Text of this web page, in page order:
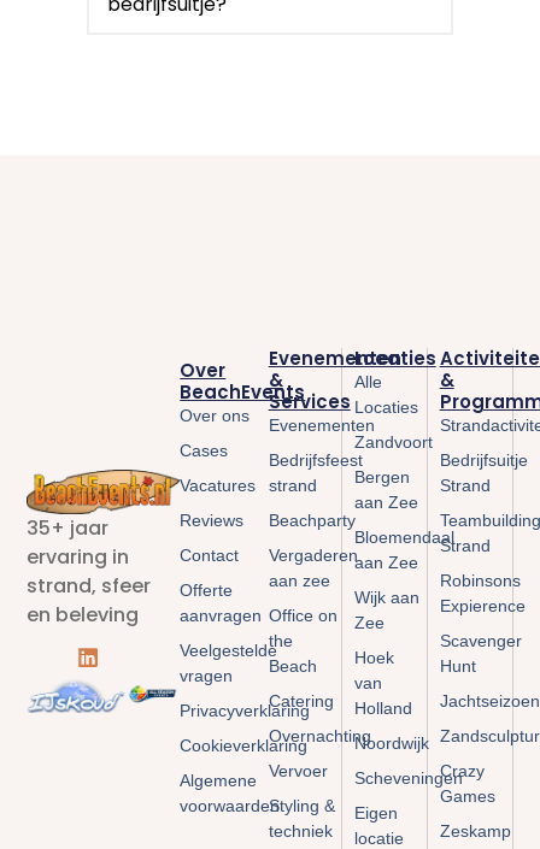
35+ jaar
ervaring in
strand, sfeer
en beleving
&
Bedrijfsuitje
Strand
Teambuilding
Strand
Robinsons
Expierence
Scavenger
Hunt
Jachtseizoen
Crazy
Games
Zeskamp
Locaties
Alle
Locaties
Zandvoort
Bergen
aan Zee
Bloemendaal
aan Zee
Wijk aan
Zee
Hoek
van
Holland
Noordwijk
Scheveningen
Eigen
locatie
Evenementen
&
Services
Evenementen
Bedrijfsfeest
strand
Beachparty
Vergaderen
aan zee
Office on
the
Beach
Catering
Overnachting
Vervoer
Styling &
techniek
Over
BeachEvents
Over ons
Cases
Vacatures
Reviews
Contact
Offerte
aanvragen
Veelgestelde
vragen
Privacyverklaring
Cookieverklaring
Algemene
voorwaarden